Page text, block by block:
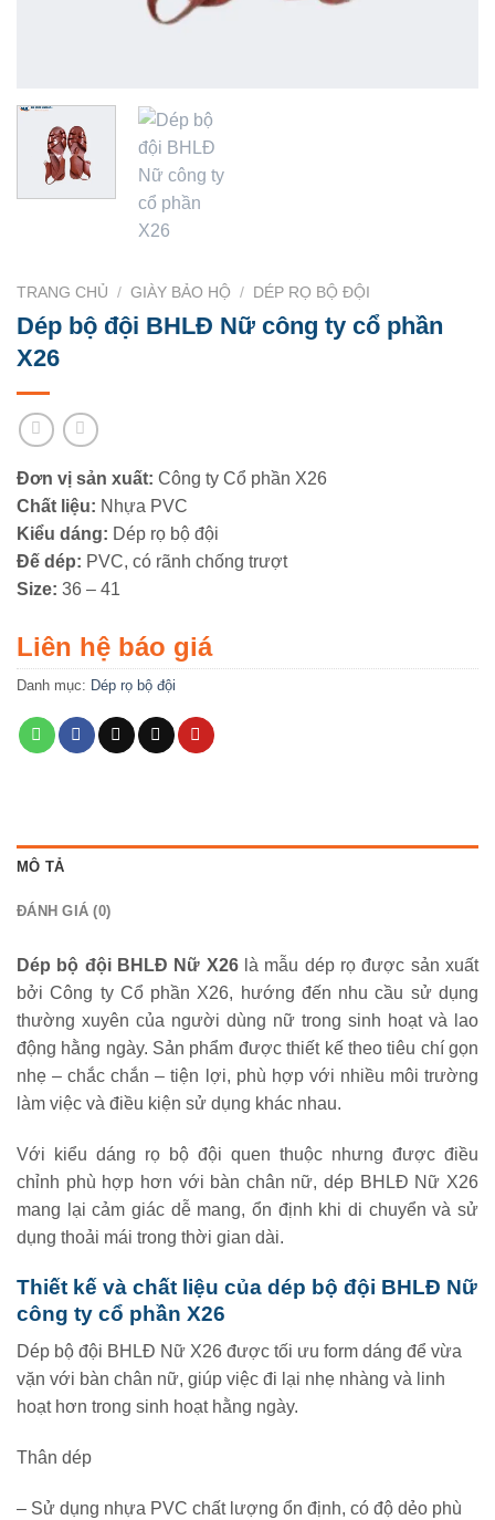
TRANG CHỦ / GIÀY BẢO HỘ / DÉP RỌ BỘ ĐỘI
Dép bộ đội BHLĐ Nữ công ty cổ phần
X26
Đơn vị sản xuất: Công ty Cổ phần X26
Chất liệu: Nhựa PVC
Kiểu dáng: Dép rọ bộ đội
Đế dép: PVC, có rãnh chống trượt
Size: 36 – 41
Liên hệ báo giá
Danh mục: Dép rọ bộ đội
MÔ TẢ
ĐÁNH GIÁ (0)
Dép bộ đội BHLĐ Nữ X26là mẫu dép rọ được sản xuất
bởi Công ty Cổ phần X26, hướng đến nhu cầu sử dụng
thường xuyên của người dùng nữ trong sinh hoạt và lao
động hằng ngày. Sản phẩm được thiết kế theo tiêu chí gọn
nhẹ – chắc chắn – tiện lợi, phù hợp với nhiều môi trường
làm việc và điều kiện sử dụng khác nhau.
Với kiểu dáng rọ bộ đội quen thuộc nhưng được điều
chỉnh phù hợp hơn với bàn chân nữ, dép BHLĐ Nữ X26
mang lại cảm giác dễ mang, ổn định khi di chuyển và sử
dụng thoải mái trong thời gian dài.
Thiết kế và chất liệu của dép bộ đội BHLĐ Nữ
công ty cổ phần X26
Dép bộ đội BHLĐ Nữ X26 được tối ưu form dáng để vừa
vặn với bàn chân nữ, giúp việc đi lại nhẹ nhàng và linh
hoạt hơn trong sinh hoạt hằng ngày.
Thân dép
– Sử dụng nhựa PVC chất lượng ổn định, có độ dẻo phù